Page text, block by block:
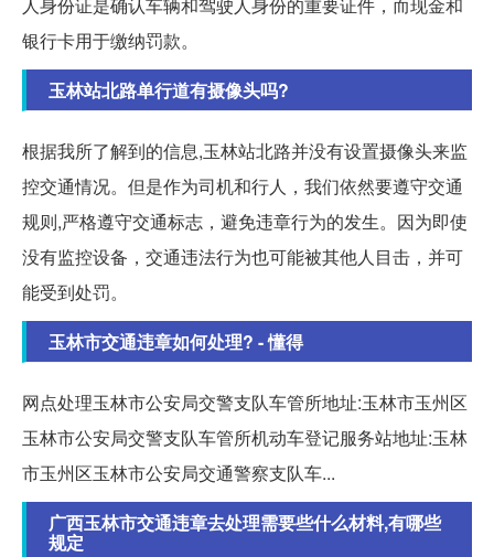
银行卡用于缴纳罚款。
玉林站北路单行道有摄像头吗?
根据我所了解到的信息,玉林站北路并没有设置摄像头来监
控交通情况。但是作为司机和行人，我们依然要遵守交通
规则,严格遵守交通标志，避免违章行为的发生。因为即使
没有监控设备，交通违法行为也可能被其他人目击，并可
能受到处罚。
玉林市交通违章如何处理? - 懂得
网点处理玉林市公安局交警支队车管所地址:玉林市玉州区
玉林市公安局交警支队车管所机动车登记服务站地址:玉林
市玉州区玉林市公安局交通警察支队车...
广西玉林市交通违章去处理需要些什么材料,有哪些
规定